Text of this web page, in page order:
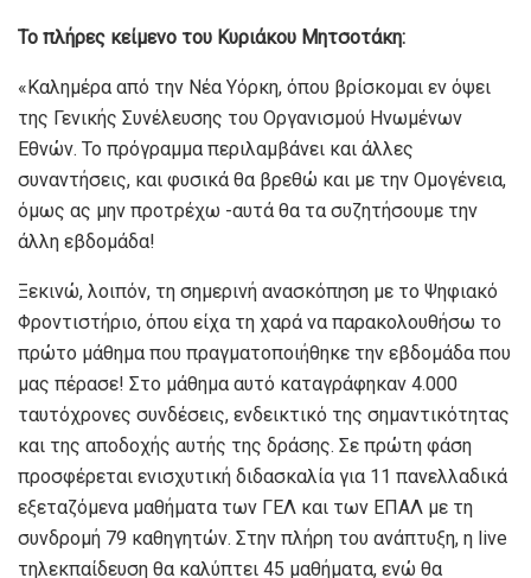
Το πλήρες κείμενο του Κυριάκου Μητσοτάκη:
«Καλημέρα από την Νέα Υόρκη, όπου βρίσκομαι εν όψει
της Γενικής Συνέλευσης του Οργανισμού Ηνωμένων
Εθνών. Το πρόγραμμα περιλαμβάνει και άλλες
συναντήσεις, και φυσικά θα βρεθώ και με την Ομογένεια,
όμως ας μην προτρέχω -αυτά θα τα συζητήσουμε την
άλλη εβδομάδα!
Ξεκινώ, λοιπόν, τη σημερινή ανασκόπηση με το Ψηφιακό
Φροντιστήριο, όπου είχα τη χαρά να παρακολουθήσω το
πρώτο μάθημα που πραγματοποιήθηκε την εβδομάδα που
μας πέρασε! Στο μάθημα αυτό καταγράφηκαν 4.000
ταυτόχρονες συνδέσεις, ενδεικτικό της σημαντικότητας
και της αποδοχής αυτής της δράσης. Σε πρώτη φάση
προσφέρεται ενισχυτική διδασκαλία για 11 πανελλαδικά
εξεταζόμενα μαθήματα των ΓΕΛ και των ΕΠΑΛ με τη
συνδρομή 79 καθηγητών. Στην πλήρη του ανάπτυξη, η live
τηλεκπαίδευση θα καλύπτει 45 μαθήματα, ενώ θα